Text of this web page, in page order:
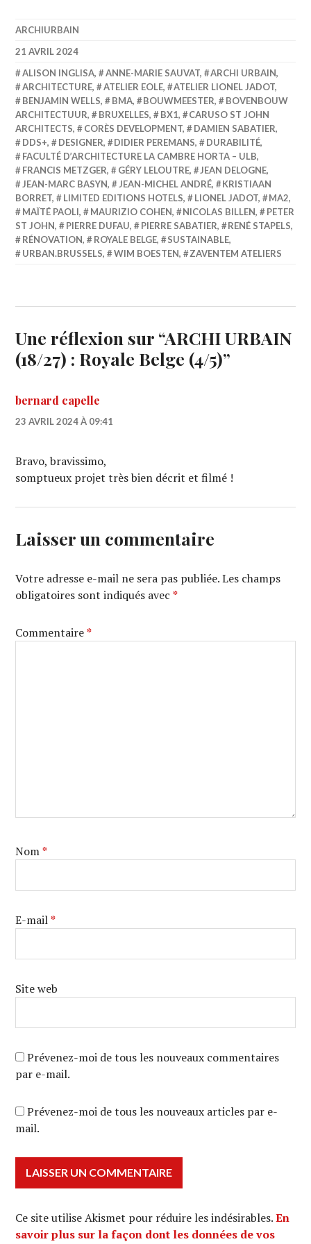
ARCHIURBAIN
21 AVRIL 2024
ALISON INGLISA, ANNE-MARIE SAUVAT, ARCHI URBAIN,
ARCHITECTURE, ATELIER EOLE, ATELIER LIONEL JADOT,
BENJAMIN WELLS, BMA, BOUWMEESTER,
BOVENBOUW
ARCHITECTUUR, BRUXELLES, BX1,
CARUSO ST JOHN
ARCHITECTS, CORÈS DEVELOPMENT, DAMIEN SABATIER,
DDS+, DESIGNER, DIDIER PEREMANS, DURABILITÉ,
FACULTÉ D’ARCHITECTURE LA CAMBRE HORTA – ULB,
FRANCIS METZGER, GÉRY LELOUTRE, JEAN DELOGNE,
JEAN-MARC BASYN, JEAN-MICHEL ANDRÉ,
KRISTIAAN
BORRET, LIMITED EDITIONS HOTELS, LIONEL JADOT, MA2,
MAÏTÉ PAOLI, MAURIZIO COHEN, NICOLAS BILLEN,
PETER
ST JOHN, PIERRE DUFAU, PIERRE SABATIER, RENÉ STAPELS,
RÉNOVATION, ROYALE BELGE, SUSTAINABLE,
URBAN.BRUSSELS, WIM BOESTEN, ZAVENTEM ATELIERS
Une réflexion sur “ARCHI URBAIN
(18/27) : Royale Belge (4/5)”
bernard capelle
23 AVRIL 2024 À 09:41
Bravo, bravissimo,
somptueux projet très bien décrit et filmé !
Laisser un commentaire
Votre adresse e-mail ne sera pas publiée. Les champs
obligatoires sont indiqués avec*
Commentaire*
Nom*
E-mail*
Site web
Prévenez-moi de tous les nouveaux commentaires
par e-mail.
Prévenez-moi de tous les nouveaux articles par e-
mail.
Ce site utilise Akismet pour réduire les indésirables.En
savoir plus sur la façon dont les données de vos